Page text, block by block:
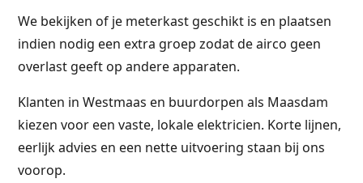
We bekijken of je meterkast geschikt is en plaatsen
indien nodig een extra groep zodat de airco geen
overlast geeft op andere apparaten.
Klanten in Westmaas en buurdorpen als Maasdam
kiezen voor een vaste, lokale elektricien. Korte lijnen,
eerlijk advies en een nette uitvoering staan bij ons
voorop.